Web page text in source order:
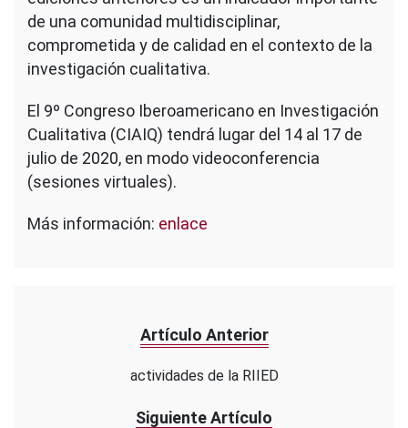
de una comunidad multidisciplinar,
comprometida y de calidad en el contexto de la
investigación cualitativa.
El 9º Congreso Iberoamericano en Investigación
Cualitativa (CIAIQ) tendrá lugar del 14 al 17 de
julio de 2020, en modo videoconferencia
(sesiones virtuales).
Más información: enlace
Artículo Anterior
actividades de la RIIED
Siguiente Artículo